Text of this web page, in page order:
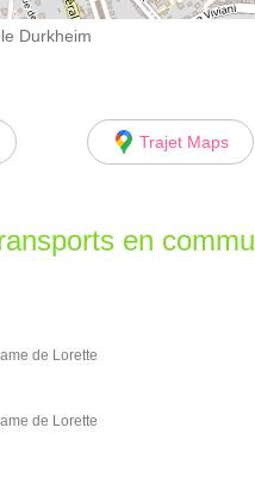
Durkheim
Trajet Maps
en
de Lorette
de Lorette